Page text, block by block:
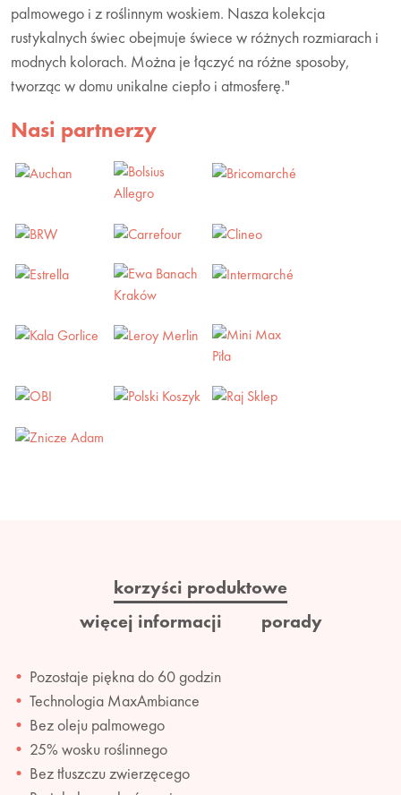
palmowego i z roślinnym woskiem. Nasza kolekcja
rustykalnych świec obejmuje świece w różnych rozmiarach i
modnych kolorach. Można je łączyć na różne sposoby,
tworząc w domu unikalne ciepło i atmosferę."
Nasi partnerzy
korzyści produktowe
więcej informacji
porady
Pozostaje piękna do 60 godzin
Technologia MaxAmbiance
Bez oleju palmowego
25% wosku roślinnego
Bez tłuszczu zwierzęcego